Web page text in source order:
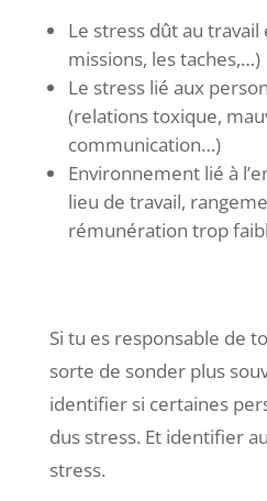
Le stress dût au
missions, les taches,…)
Le stress lié aux
(relations toxique,
communication…)
Environnement lié à
lieu de travail,
rémunération trop
Si tu es responsable de
sorte de sonder plus
identifier si certaines
dus stress. Et identifier
stress.